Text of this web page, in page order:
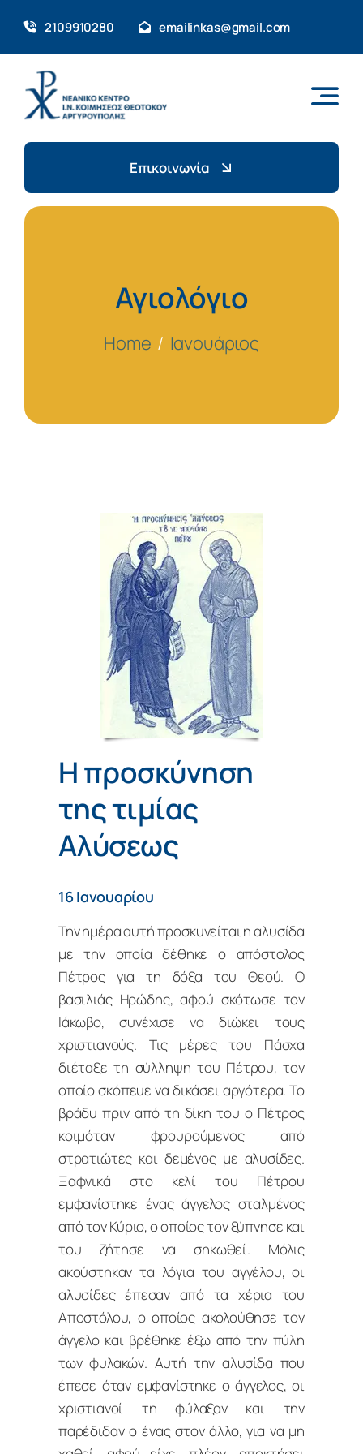
content
2109910280 emailinkas@gmail.com
Επικοινωνία
Αγιολόγιο
Home Ιανουάριος
Η προσκύνηση
της τιμίας
Αλύσεως
16 Ιανουαρίου
Την ημέρα αυτή προσκυνείται η αλυσίδα
με την οποία δέθηκε ο απόστολος
Πέτρος για τη δόξα του Θεού. Ο
βασιλιάς Ηρώδης, αφού σκότωσε τον
Ιάκωβο, συνέχισε να διώκει τους
χριστιανούς. Τις μέρες του Πάσχα
διέταξε τη σύλληψη του Πέτρου, τον
οποίο σκόπευε να δικάσει αργότερα. Το
βράδυ πριν από τη δίκη του ο Πέτρος
κοιμόταν φρουρούμενος από
στρατιώτες και δεμένος με αλυσίδες.
Ξαφνικά στο κελί του Πέτρου
εμφανίστηκε ένας άγγελος σταλμένος
από τον Κύριο, ο οποίος τον ξύπνησε και
του ζήτησε να σηκωθεί. Μόλις
ακούστηκαν τα λόγια του αγγέλου, οι
αλυσίδες έπεσαν από τα χέρια του
Αποστόλου, ο οποίος ακολούθησε τον
άγγελο και βρέθηκε έξω από την πύλη
των φυλακών. Αυτή την αλυσίδα που
έπεσε όταν εμφανίστηκε ο άγγελος, οι
χριστιανοί τη φύλαξαν και την
παρέδιδαν ο ένας στον άλλο, για να μη